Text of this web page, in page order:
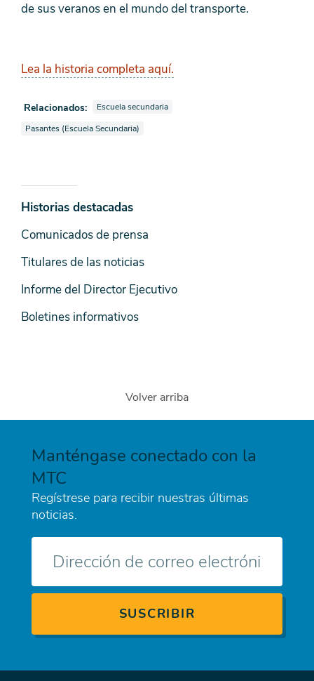
de sus veranos en el mundo del transporte.
Lea la historia completa aquí.
Relacionados: Ver galerías de fotos también etiquetadas como
Escuela secundaria
Ver galerías de fotos también etiquetadas como
Pasantes (Escuela Secundaria)
Noticias
y
Medios
Historias destacadas
Comunicados de prensa
Titulares de las noticias
Informe del Director Ejecutivo
Boletines informativos
Volver arriba
Manténgase conectado con la
MTC
Regístrese para recibir nuestras últimas
noticias.
electrónico